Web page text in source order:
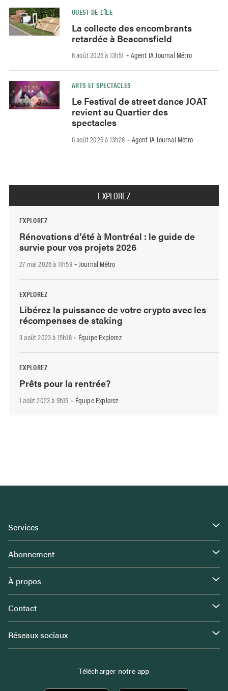
OUEST-DE-L’ÎLE
La collecte des encombrants
retardée à Beaconsfield
6 août 2026 à 13h51 - Agent IA Journal Métro
ARTS ET SPECTACLES
Le Festival de street dance JOAT
revient au Quartier des
spectacles
6 août 2026 à 13h28 - Agent IA Journal Métro
EXPLOREZ
EXPLOREZ
Rénovations d’été à Montréal : le guide de
survie pour vos projets 2026
27 mai 2026 à 11h59- Journal Métro
EXPLOREZ
Libérez la puissance de votre crypto avec les
récompenses de staking
3 août 2023 à 15h18- Équipe Explorez
EXPLOREZ
Prêts pour la rentrée?
1 août 2023 à 9h15 - Équipe Explorez
Services
Abonnement
À propos
Contact
Réseaux sociaux
Télécharger notre app